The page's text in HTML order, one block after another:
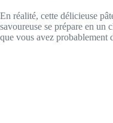
En réalité, cette délicieuse
savoureuse se prépare en un
que vous avez probablement